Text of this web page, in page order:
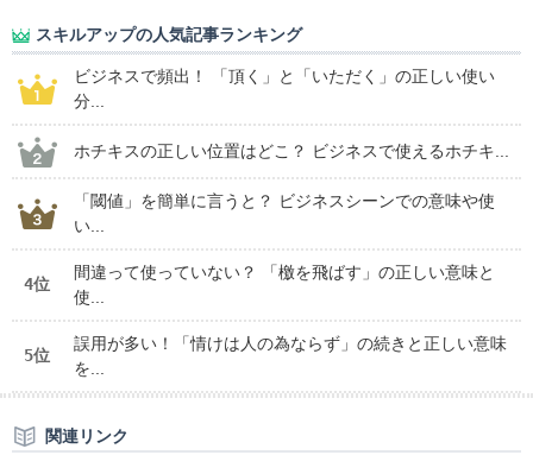
スキルアップの人気記事ランキング
ビジネスで頻出！ 「頂く」と「いただく」の正しい使い
分...
ホチキスの正しい位置はどこ？ ビジネスで使えるホチキ...
「閾値」を簡単に言うと？ ビジネスシーンでの意味や使
い...
4位
間違って使っていない？ 「檄を飛ばす」の正しい意味と
使...
5位
誤用が多い！「情けは人の為ならず」の続きと正しい意味
を...
関連リンク